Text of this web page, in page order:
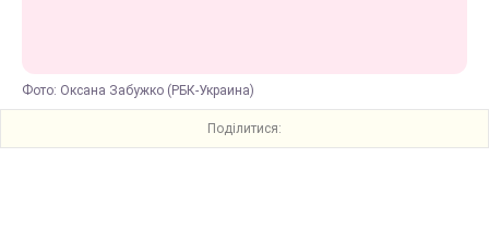
Фото: Оксана Забужко (РБК-Украина)
Поділитися: